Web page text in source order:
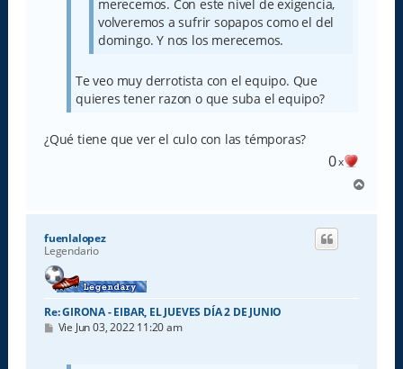
merecemos. Con este nivel de exigencia,
volveremos a sufrir sopapos como el del
domingo. Y nos los merecemos.
Te veo muy derrotista con el equipo. Que
quieres tener razon o que suba el equipo?
¿Qué tiene que ver el culo con las témporas?
0x
r
fuenlalopez
Legendario
Re: GIRONA - EIBAR, EL JUEVES DÍA 2 DE JUNIO
M
Vie Jun 03, 2022 11:20 am